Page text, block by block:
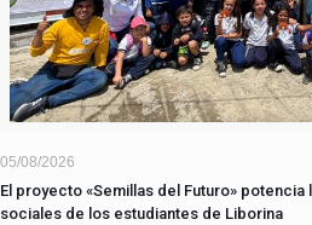
05/08/2026
El proyecto «Semillas del Futuro»
sociales de los estudiantes de Liborina